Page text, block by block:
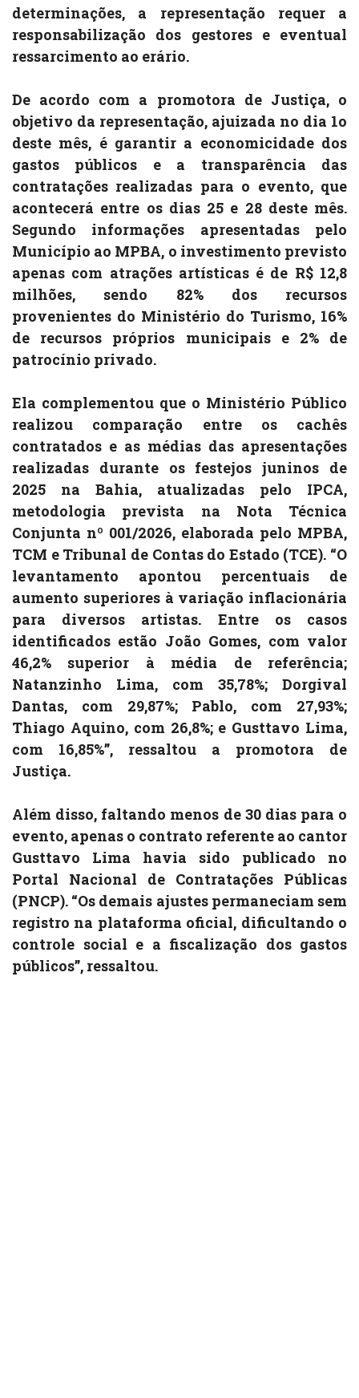
determinações, a representação requer a
responsabilização dos gestores e eventual
ressarcimento ao erário.
De acordo com a promotora de Justiça, o
objetivo da representação, ajuizada no dia 1o
deste mês, é garantir a economicidade dos
gastos públicos e a transparência das
contratações realizadas para o evento, que
acontecerá entre os dias 25 e 28 deste mês.
Segundo informações apresentadas pelo
Município ao MPBA, o investimento previsto
apenas com atrações artísticas é de R$ 12,8
milhões, sendo 82% dos recursos
provenientes do Ministério do Turismo, 16%
de recursos próprios municipais e 2% de
patrocínio privado.
Ela complementou que o Ministério Público
realizou comparação entre os cachês
contratados e as médias das apresentações
realizadas durante os festejos juninos de
2025 na Bahia, atualizadas pelo IPCA,
metodologia prevista na Nota Técnica
Conjunta nº 001/2026, elaborada pelo MPBA,
TCM e Tribunal de Contas do Estado (TCE). “O
levantamento apontou percentuais de
aumento superiores à variação inflacionária
para diversos artistas. Entre os casos
identificados estão João Gomes, com valor
46,2% superior à média de referência;
Natanzinho Lima, com 35,78%; Dorgival
Dantas, com 29,87%; Pablo, com 27,93%;
Thiago Aquino, com 26,8%; e Gusttavo Lima,
com 16,85%”, ressaltou a promotora de
Justiça.
Além disso, faltando menos de 30 dias para o
evento, apenas o contrato referente ao cantor
Gusttavo Lima havia sido publicado no
Portal Nacional de Contratações Públicas
(PNCP). “Os demais ajustes permaneciam sem
registro na plataforma oficial, dificultando o
controle social e a fiscalização dos gastos
públicos”, ressaltou.